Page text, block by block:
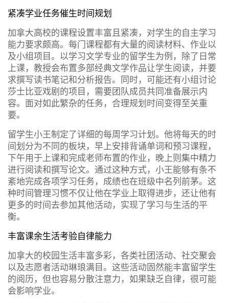
紧凑学业任务催生时间规划
加拿大高校的课程设置丰富且紧凑，对学生的自主学习
能力要求颇高。每门课程都有大量的阅读材料、作业以
及小组项目。以学习文学专业的留学生为例，除了日常
上课，教授会布置多部经典文学作品让学生阅读，并要
求撰写读书笔记和分析报告。同时，可能还有小组讨论
莎士比亚戏剧的项目，需要团队成员共同准备展示内
容。面对如此繁杂的任务，合理规划时间变得至关重
要。
留学生小王制定了详细的每周学习计划。他将每天的时
间划分为不同的板块，早上安排背诵单词和预习课程，
下午用于上课和完成老师布置的作业，晚上则集中精力
进行阅读和撰写论文。通过这种方式，小王能够有条不
紊地完成各项学习任务，成绩也在班级中名列前茅。这
种时间管理习惯不仅让他在学业上取得进步，还让他有
更多的时间去参加其他活动，实现了学习与生活的平
衡。
丰富课余生活考验自律能力
加拿大的校园生活丰富多彩，各类社团活动、社交聚会
以及志愿者活动琳琅满目。这些活动固然能丰富留学生
的阅历，但也容易分散注意力，如果缺乏自律，很可能
会影响学业。